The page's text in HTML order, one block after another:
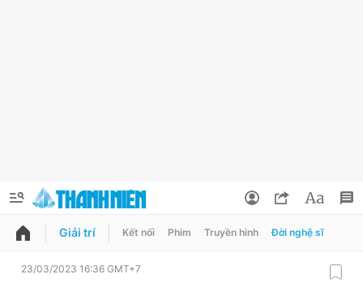
QUẢNG CÁO
Giải trí Kết nối Phim Truyền hình Đời nghệ sĩ
23/03/2023 16:36 GMT+7